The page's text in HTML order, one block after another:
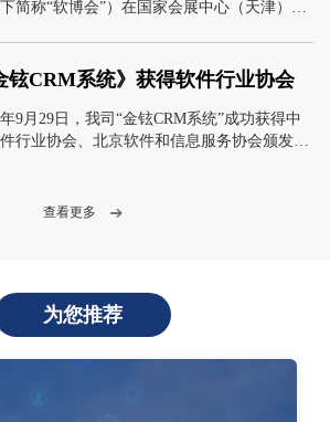
企业行列，
下简称“软博会”）在国家会展中心（天津）圆
铉CRM系统》获得软件行业协会
年9月29日，我司“金铉CRM系统”成功获得中
行业协会、北京软件和信息服务协会颁发的
查看更多
为您推荐